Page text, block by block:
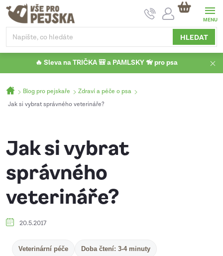
Přejít
obsah
HLEDAT
NÁKUPNÍ
KOŠÍK
🔥 Sleva na TRIČKA 🎒 a PAMLSKY 🦮 pro psa
Domů
Blog pro pejskaře
Zdraví a péče o psa
Jak si vybrat správného veterináře?
Jak si vybrat
správného
veterináře?
20.5.2017
Veterinární péče Doba čtení: 3-4 minuty